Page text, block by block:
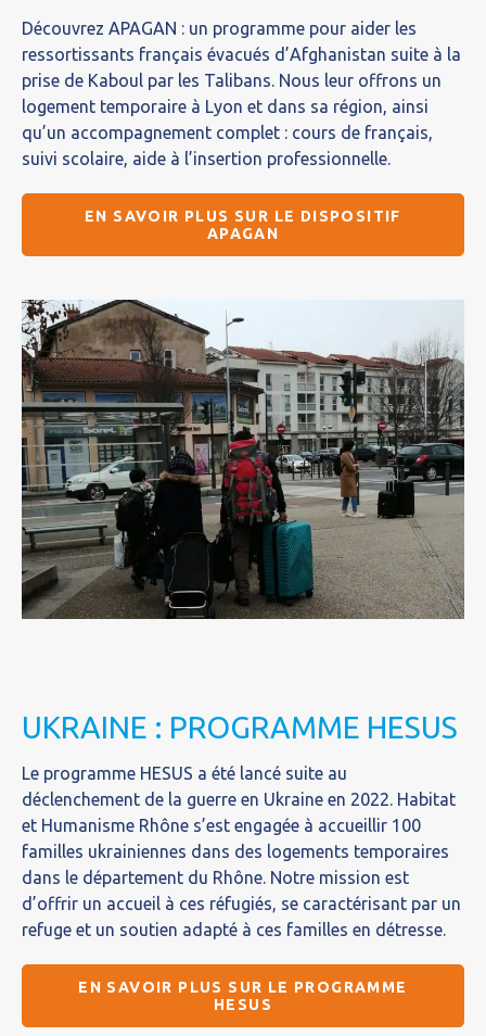
Découvrez APAGAN : un programme pour aider les
ressortissants français évacués d’Afghanistan suite à la
prise de Kaboul par les Talibans. Nous leur offrons un
logement temporaire à Lyon et dans sa région, ainsi
qu’un accompagnement complet : cours de français,
suivi scolaire, aide à l’insertion professionnelle.
EN SAVOIR PLUS SUR LE DISPOSITIF
APAGAN
UKRAINE : PROGRAMME HESUS
Le programme HESUS a été lancé suite au
déclenchement de la guerre en Ukraine en 2022. Habitat
et Humanisme Rhône s’est engagée à accueillir 100
familles ukrainiennes dans des logements temporaires
dans le département du Rhône. Notre mission est
d’offrir un accueil à ces réfugiés, se caractérisant par un
refuge et un soutien adapté à ces familles en détresse.
EN SAVOIR PLUS SUR LE PROGRAMME
HESUS